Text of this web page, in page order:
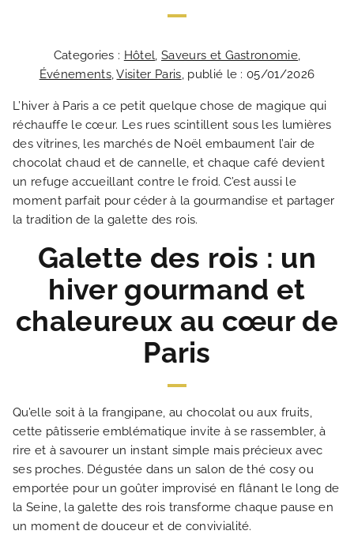
HOTEL ET SERVICES
NOS CHAMBRES
OFFRES EXCLUSIVES
Categories : Hôtel,Saveurs et Gastronomie,
Événements,Visiter Paris, publié le : 05/01/2026
L’hiver à Paris a ce petit quelque chose de magique qui
réchauffe le cœur. Les rues scintillent sous les lumières
des vitrines, les marchés de Noël embaument l’air de
chocolat chaud et de cannelle, et chaque café devient
un refuge accueillant contre le froid. C’est aussi le
moment parfait pour céder à la gourmandise et partager
la tradition de la galette des rois.
Galette des rois : un
hiver gourmand et
chaleureux au cœur de
Paris
Qu’elle soit à la frangipane, au chocolat ou aux fruits,
cette pâtisserie emblématique invite à se rassembler, à
rire et à savourer un instant simple mais précieux avec
ses proches. Dégustée dans un salon de thé cosy ou
emportée pour un goûter improvisé en flânant le long de
la Seine, la galette des rois transforme chaque pause en
un moment de douceur et de convivialité.